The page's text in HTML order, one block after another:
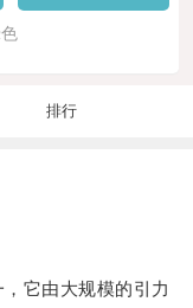
排行
它由大规模的引力